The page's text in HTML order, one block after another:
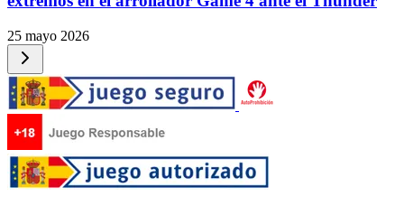
25 mayo 2026